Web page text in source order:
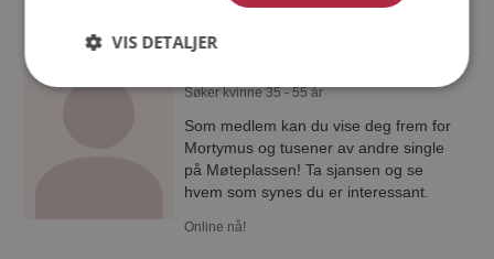
Mortymus
Søker kvinne 35 - 55 år
Som medlem kan du vise deg frem for
Mortymus og tusener av andre single
på Møteplassen! Ta sjansen og se
hvem som synes du er interessant.
Online nå!
VIS DETALJER